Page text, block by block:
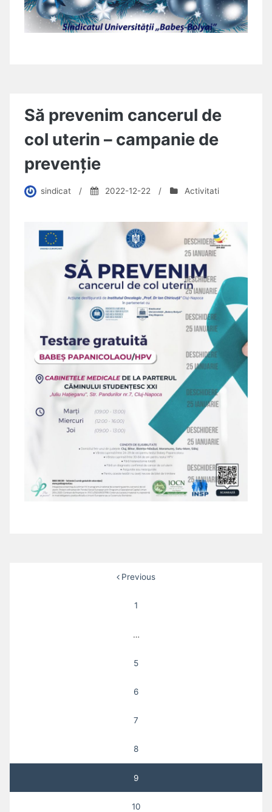
Să prevenim cancerul de
col uterin – campanie de
prevenție
sindicat / 2022-12-22 / Activitati
Previous
1
…
5
6
7
8
9
10